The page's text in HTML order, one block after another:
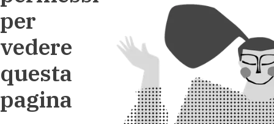
per
vedere
questa
pagina